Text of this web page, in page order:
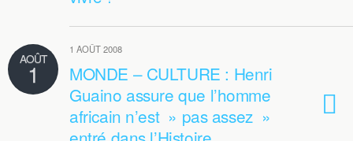
AOÛT
1
1 AOÛT 2008
MONDE – CULTURE : Henri
Guaino assure que l’homme
africain n’est » pas assez »